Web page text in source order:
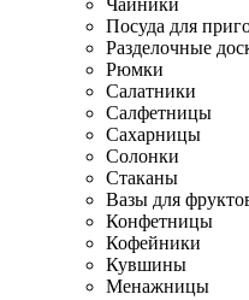
Чайники
Посуда для
Разделочные
Рюмки
Салатники
Салфетницы
Сахарницы
Солонки
Стаканы
Вазы для
Конфетницы
Кофейники
Кувшины
Менажницы